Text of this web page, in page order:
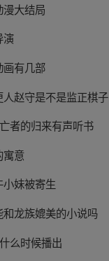
漫大结局
演
画有几部
人赵守是不是监正棋子
者的归来有声听书
寓意
小妹被寄生
和龙族媲美的小说吗
么时候播出